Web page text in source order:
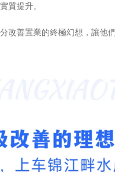
質提升。
改善置業的終極幻想，讓他